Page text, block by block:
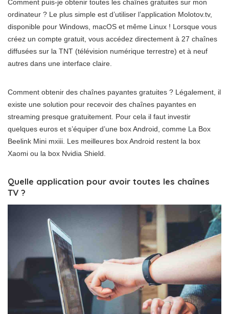
Comment puis-je obtenir toutes les chaînes gratuites sur mon
ordinateur ? Le plus simple est d’utiliser l’application Molotov.tv,
disponible pour Windows, macOS et même Linux ! Lorsque vous
créez un compte gratuit, vous accédez directement à 27 chaînes
diffusées sur la TNT (télévision numérique terrestre) et à neuf
autres dans une interface claire.
Comment obtenir des chaînes payantes gratuites ? Légalement, il
existe une solution pour recevoir des chaînes payantes en
streaming presque gratuitement. Pour cela il faut investir
quelques euros et s’équiper d’une box Android, comme La Box
Beelink Mini mxiii. Les meilleures box Android restent la box
Xaomi ou la box Nvidia Shield.
Quelle application pour avoir toutes les chaînes
TV ?